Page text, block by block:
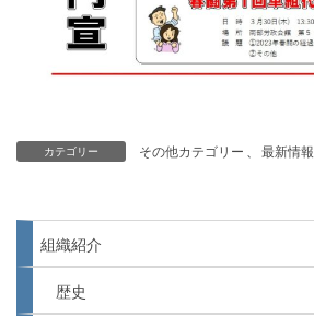
カテゴリー その他カテゴリー 最新情報
組織紹介
歴史